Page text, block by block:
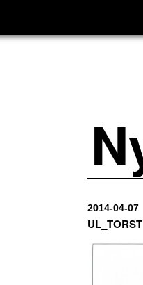
2014-04-07
UL_TORST